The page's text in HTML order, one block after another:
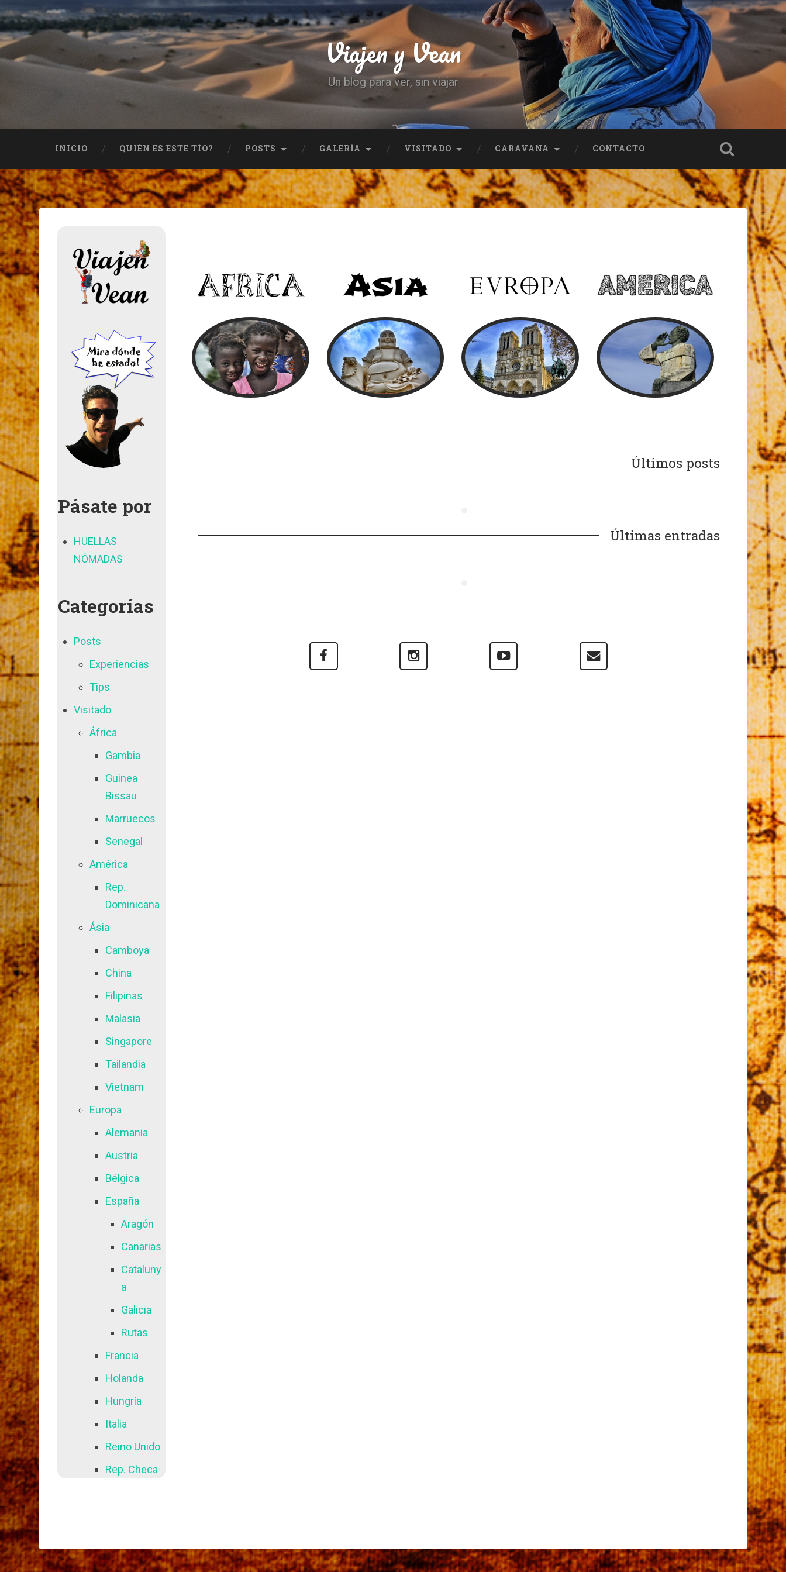
Viajen y Vean
Un blog para ver, sin viajar
INICIO QUIÉN ES ESTE TÍO? POSTS GALERÍA VISITADO CARAVANA CONTACTO
Pásate por
HUELLAS
NÓMADAS
Categorías
Posts
Experiencias
Tips
Visitado
África
Gambia
Guinea
Bissau
Marruecos
Senegal
América
Rep.
Dominicana
Ásia
Camboya
China
Filipinas
Malasia
Singapore
Tailandia
Vietnam
Europa
Alemania
Austria
Bélgica
España
Aragón
Canarias
Cataluny
a
Galicia
Rutas
Francia
Holanda
Hungría
Italia
Reino Unido
Rep. Checa
Últimos posts
Últimas entradas